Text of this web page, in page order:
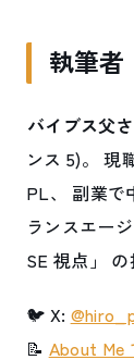
執筆者
バイブス父
ンス 5)。 現
PL、 副業で
ランスエー
SE 視点」
🐦 X:
📝 About Me